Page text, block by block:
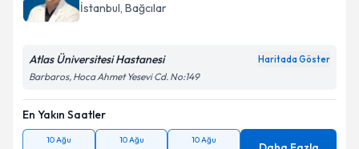
İstanbul, Bağcılar
Atlas Üniversitesi Hastanesi Haritada Göster
Barbaros, Hoca Ahmet Yesevi Cd. No:149
En Yakın Saatler
10 Ağu 10 Ağu 10 Ağu